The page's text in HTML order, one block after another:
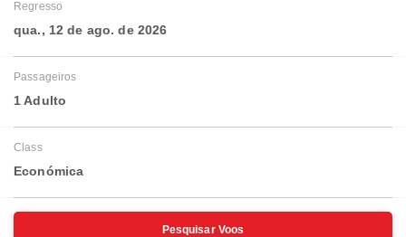
Regresso
qua., 12 de ago. de 2026
Passageiros
1 Adulto
Class
Económica
Pesquisar Voos